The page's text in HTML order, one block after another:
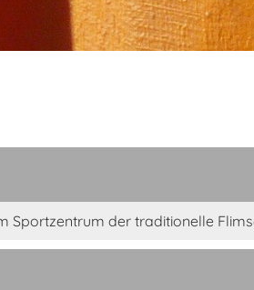
Sportzentrum der traditionelle